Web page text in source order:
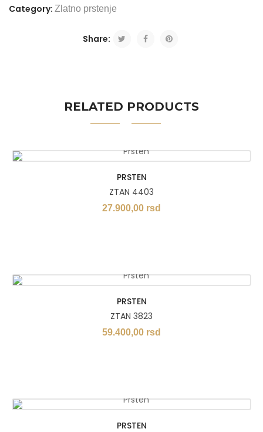
Category: Zlatno prstenje
Share:
RELATED PRODUCTS
PRSTEN
ZTAN 4403
27.900,00 rsd
PRSTEN
ZTAN 3823
59.400,00 rsd
PRSTEN